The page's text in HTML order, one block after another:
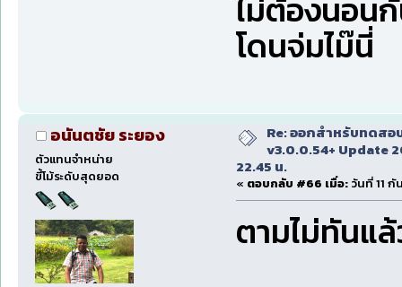
ไม่ต้องนอนกั
โดนจ่มไม๊นี่
อนันตชัย ระยอง
ตัวแทนจำหน่าย
ขี้โม้ระดับสุดยอด
Re: ออกสำหรับทดสอ
v3.0.0.54+ Update
22.45 น.
« ตอบกลับ #66 เมื่อ: วันที่ 11
ตามไม่ทันแล้